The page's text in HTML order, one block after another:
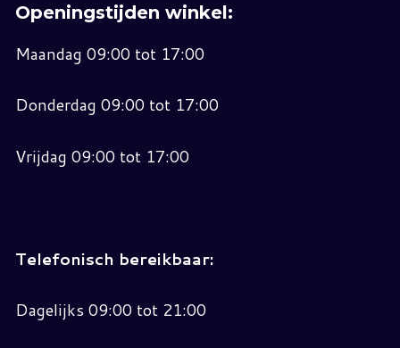
Openingstijden winkel:
Maandag 09:00 tot 17:00
Donderdag 09:00 tot 17:00
Vrijdag 09:00 tot 17:00
Telefonisch bereikbaar:
Dagelijks 09:00 tot 21:00